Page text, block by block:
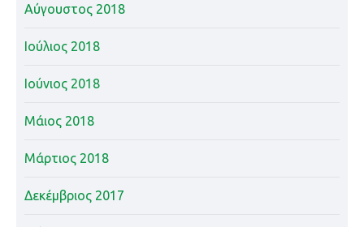
Αύγουστος 2018
Ιούλιος 2018
Ιούνιος 2018
Μάιος 2018
Μάρτιος 2018
Δεκέμβριος 2017